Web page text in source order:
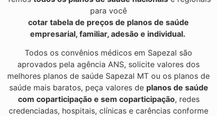
para você
cotar tabela de preços de planos de saúde
empresarial, familiar, adesão e individual.
Todos os convênios médicos em Sapezal são
aprovados pela agência ANS, solicite valores dos
melhores planos de saúde Sapezal MT ou os planos de
saúde mais baratos, peça valores de planos de saúde
com coparticipação e sem coparticipação, redes
credenciadas, hospitais, clínicas e carências conforme